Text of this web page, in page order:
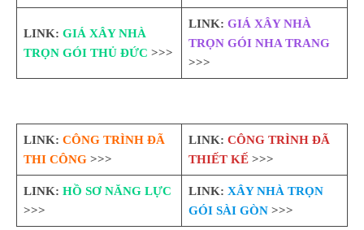
LINK: GIÁ XÂY NHÀ
TRỌN GÓI THỦ ĐỨC >>>
LINK: GIÁ XÂY NHÀ
TRỌN GÓI NHA TRANG
>>>
LINK: CÔNG TRÌNH ĐÃ
THI CÔNG>>>
LINK: CÔNG TRÌNH ĐÃ
THIẾT KẾ>>>
LINK: HỒ SƠ NĂNG LỰC
>>>
LINK: XÂY NHÀ TRỌN
GÓI SÀI GÒN>>>